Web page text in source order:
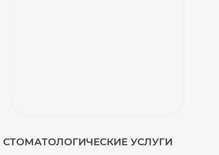
СТОМАТОЛОГИЧЕСКИЕ УСЛУГИ